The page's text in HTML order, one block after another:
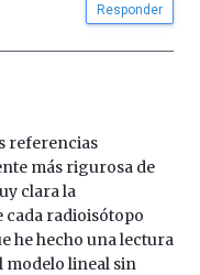
Responder
referencias
más rigurosa de
clara la
cada radioisótopo
he hecho una lectura
modelo lineal sin